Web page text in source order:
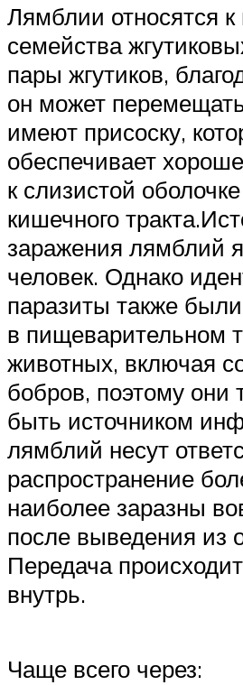
Лямблии относятся к
семейства
пары жгутиков,
он может
имеют присоску,
обеспечивает
к слизистой
кишечного
заражения лямблий
человек. Однако
паразиты также
в пищеварительном
животных, включая
бобров, поэтому они
быть источником
лямблий несут
распространение
наиболее заразны
после выведения из
Передача
внутрь.
Чаще всего через: